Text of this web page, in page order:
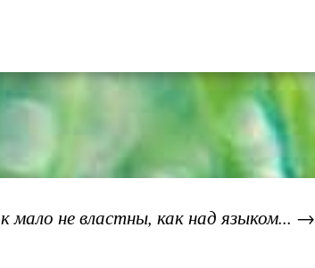
не властны, как над языком... →